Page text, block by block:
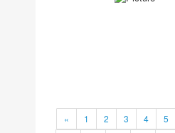
« 1 2 3 4 5